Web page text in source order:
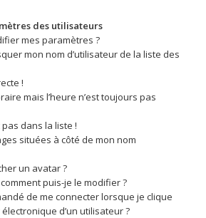
des utilisateurs
mes paramètres ?
mon nom d’utilisateur de la liste des
!
mais l’heure n’est toujours pas
dans la liste !
situées à côté de mon nom
un avatar ?
puis-je le modifier ?
de me connecter lorsque je clique
d’un utilisateur ?